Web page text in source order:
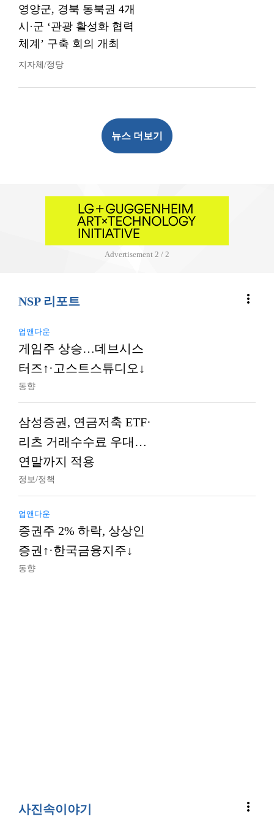
영양군, 경북 동북권 4개
시·군 ‘관광 활성화 협력
체계’ 구축 회의 개최
지자체/정당
뉴스 더보기
Advertisement 2 / 2
NSP 리포트 more_vert
업앤다운
게임주 상승…데브시스
터즈↑·고스트스튜디오↓
동향
삼성증권, 연금저축 ETF·
리츠 거래수수료 우대…
연말까지 적용
정보/정책
업앤다운
증권주 2% 하락, 상상인
증권↑·한국금융지주↓
동향
사진속이야기 more_vert